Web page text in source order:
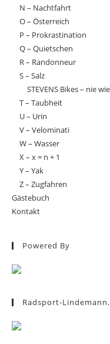
N – Nachtfahrt
O – Österreich
P – Prokrastination
Q – Quietschen
R – Randonneur
S – Salz
STEVENS Bikes – nie
T – Taubheit
U – Urin
V – Velominati
W – Wasser
X – x = n + 1
Y – Yak
Z – Zugfahren
Gästebuch
Kontakt
Powered By
Radsport-